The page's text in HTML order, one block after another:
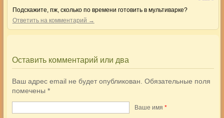
Подскажите, пж, сколько по времени готовить в мультиварке?
Ответить на комментарий →
Оставить комментарий или два
Ваш адрес email не будет опубликован. Обязательные поля
помечены *
Ваше имя *